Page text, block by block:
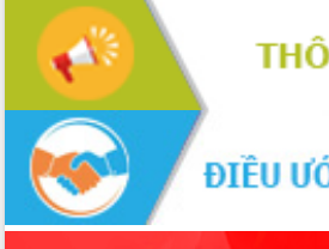
Khởi động Dự án Đầu tư xây dựng hạ
tầng kỹ thuật Cụm công nghiệp Tân
Tiến
Gặp mặt các cơ quan báo chí nhân Kỷ
niệm 101 năm Ngày Báo chí Cách
mạng Việt Nam
Đắk Lắk sơ kết 4 năm triển khai thực
hiện Đề án 06 của Chính phủ
Họp báo thông tin về Hội nghị Công bố